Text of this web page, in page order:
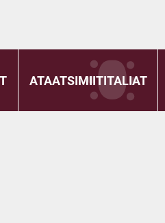
ATAATSIMIITITALIAT